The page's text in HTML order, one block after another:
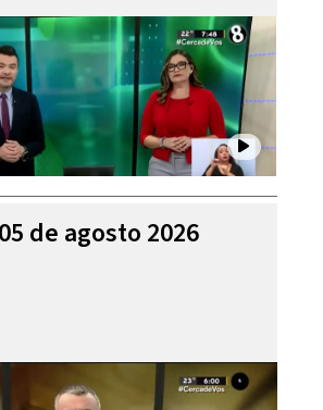
de agosto 2026